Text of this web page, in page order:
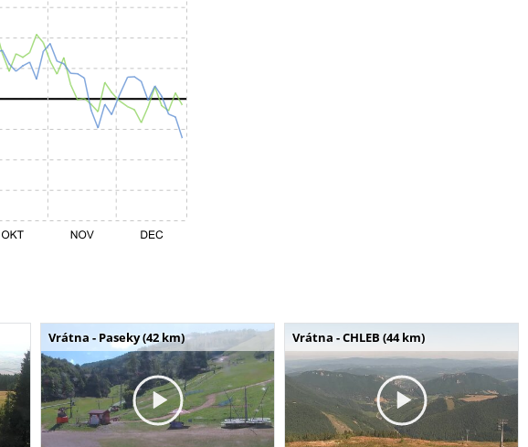
Vrátna - Paseky (42 km) Vrátna - CHLEB (44 km)